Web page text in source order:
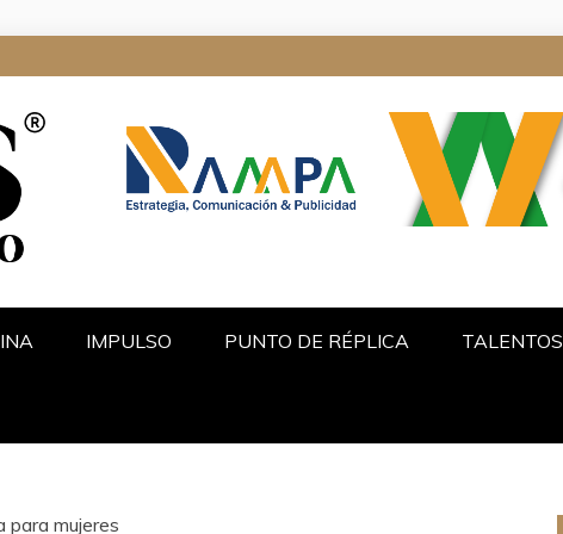
IMPULSO PUNTO DE RÉPLICA TALENTOS
para mujeres